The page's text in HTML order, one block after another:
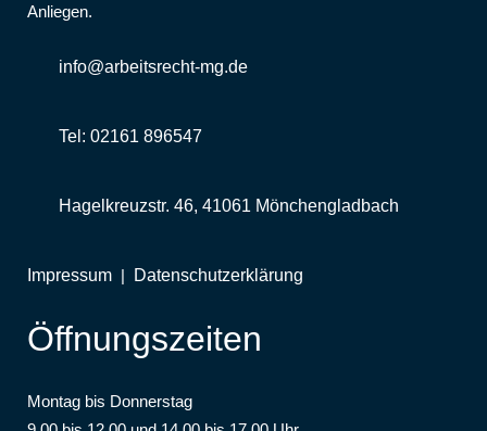
Anliegen.
info@arbeitsrecht-mg.de
Tel: 02161 896547
Hagelkreuzstr. 46, 41061 Mönchengladbach
Impressum | Datenschutzerklärung
Öffnungszeiten
Montag bis Donnerstag